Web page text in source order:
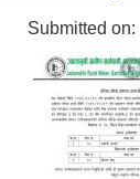
Submitted on: